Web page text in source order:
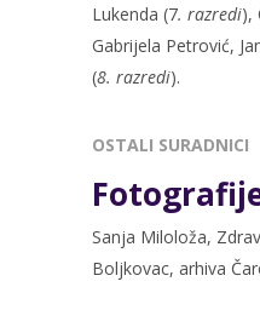
Lukenda (7. razredi),
Gabrijela Petrović,
(8. razredi).
OSTALI SURADNICI
Sanja Miloloža,
Boljkovac, arhiva